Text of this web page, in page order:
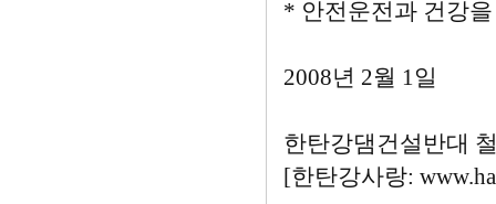
* 안전운전과 건강
2008년 2월 1일
한탄강댐건설반대
[한탄강사랑: